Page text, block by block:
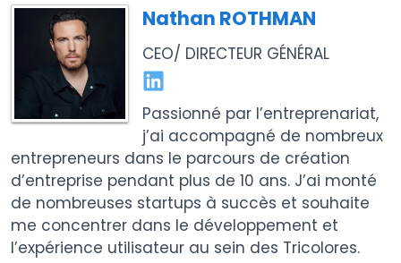
Nathan ROTHMAN
CEO/ DIRECTEUR GÉNÉRAL
Passionné par l’entreprenariat,
j’ai accompagné de nombreux
entrepreneurs dans le parcours de création
d’entreprise pendant plus de 10 ans. J’ai monté
de nombreuses startups à succès et souhaite
me concentrer dans le développement et
l’expérience utilisateur au sein des Tricolores.